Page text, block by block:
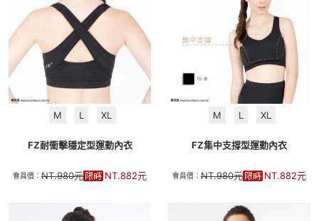
M L XL
FZ耐衝擊穩定型運動內衣
會員價： NT.980元 NT.882元
M L XL
FZ集中支撐型運動內衣
會員價： NT.980元 NT.882元